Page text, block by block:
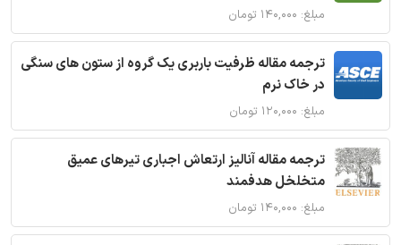
مبلغ: ۱۴۰,۰۰۰ تومان
ترجمه مقاله ظرفیت باربری یک گروه از ستون های سنگی
در خاک نرم
مبلغ: ۱۲۰,۰۰۰ تومان
ترجمه مقاله آنالیز ارتعاش اجباری تیرهای عمیق
متخلخل هدفمند
مبلغ: ۱۴۰,۰۰۰ تومان